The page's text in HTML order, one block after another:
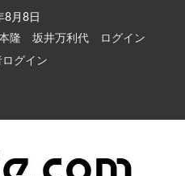
8月8日
隆 坂井万利代
ログイン
グイン